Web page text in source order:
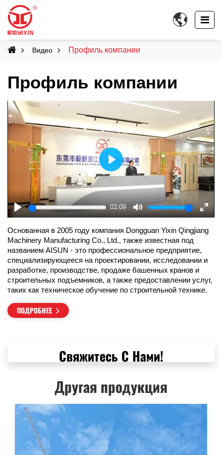

Видео Профиль компании
Профиль компании
Play
03:09
Mute
Play
Основанная в 2005 году компания Dongguan Yixin Qingjiang
Machinery Manufacturing Co., Ltd., также известная под
названием AISUN - это профессиональное предприятие,
специализирующееся на проектировании, исследовании и
разработке, производстве, продаже башенных кранов и
строительных подъемников, а также предоставлении услуг,
таких как техническое обучение по строительной технике.
ПОДРОБНЕЕ
Свяжитесь С Нами!
Другая продукция